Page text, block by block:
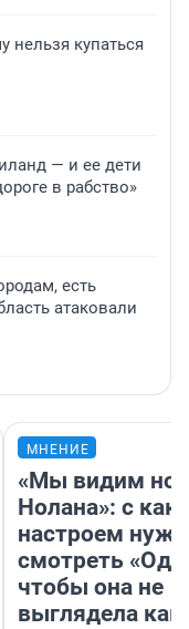
нельзя купаться
— и ее дети
в рабство»
есть
атаковали
МНЕНИЕ
«Мы видим
Нолана»: с
настроем
смотреть
чтобы она не
выглядела как